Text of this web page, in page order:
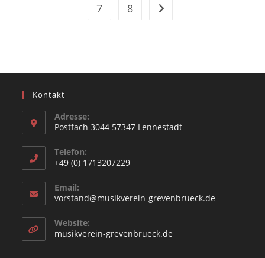
7
8 Zur nächsten Seite
Kontakt
Adresse:
Postfach 3044 57347 Lennestadt
in
new
tab
Telefon:
+49 (0) 1713207229
in
your
application
Email:
vorstand@musikverein-grevenbrueck.de
Website:
musikverein-grevenbrueck.de